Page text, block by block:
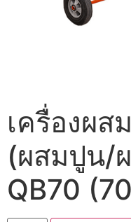
เครื่องผส
(ผสมปูน/
QB70